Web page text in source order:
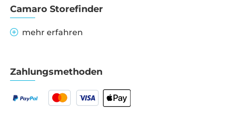
Camaro Storefinder
mehr erfahren
Zahlungsmethoden